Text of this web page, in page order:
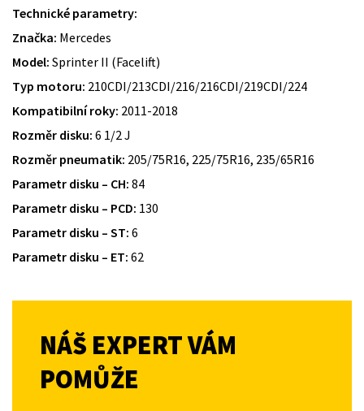
Technické parametry:
Značka: Mercedes
Model: Sprinter II (Facelift)
Typ motoru: 210CDI/213CDI/216/216CDI/219CDI/224
Kompatibilní roky: 2011-2018
Rozměr disku: 6 1/2 J
Rozměr pneumatik: 205/75R16, 225/75R16, 235/65R16
Parametr disku – CH: 84
Parametr disku – PCD: 130
Parametr disku – ST: 6
Parametr disku – ET: 62
NÁŠ EXPERT VÁM
POMŮŽE